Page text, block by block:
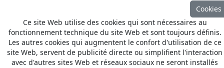
© CopyrightHeino Büse MX Import GmbH . All Rights
Reserved
Cookies
Ce site Web utilise des cookies qui sont nécessaires au
fonctionnement technique du site Web et sont toujours définis.
Les autres cookies qui augmentent le confort d'utilisation de ce
site Web, servent de publicité directe ou simplifient l'interaction
avec d'autres sites Web et réseaux sociaux ne seront installés